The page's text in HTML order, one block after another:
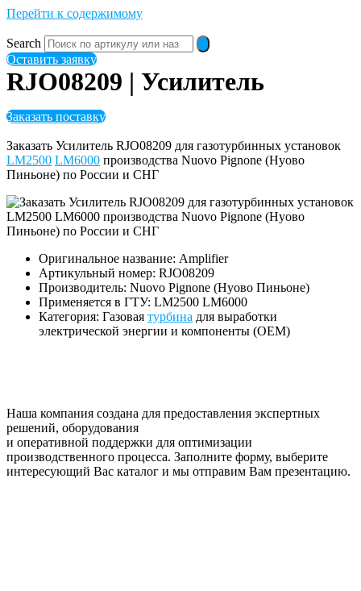
Перейти к содержимому
Search
Оставить заявку
RJO08209 | Усилитель
Заказать поставку
Заказать Усилитель RJO08209 для газотурбинных установок
LM2500 LM6000 производства Nuovo Pignone (Нуово
Пиньоне) по России и СНГ
Оригинальное название: Amplifier
Артикульный номер: RJO08209
Производитель: Nuovo Pignone (Нуово Пиньоне)
Применяется в ГТУ: LM2500 LM6000
Категория: Газовая турбина для выработки
электрической энергии и компоненты (OEM)
Наша компания создана для предоставления экспертных
решений, оборудования
и оперативной поддержки для оптимизации
производственного процесса. Заполните форму, выберите
интересующий Вас каталог и мы отправим Вам презентацию.